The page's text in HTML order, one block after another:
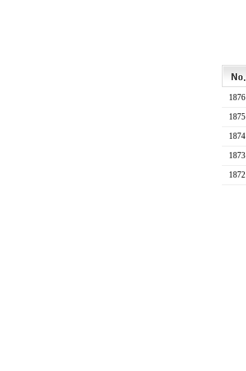
1876
1875
1874
1873
1872